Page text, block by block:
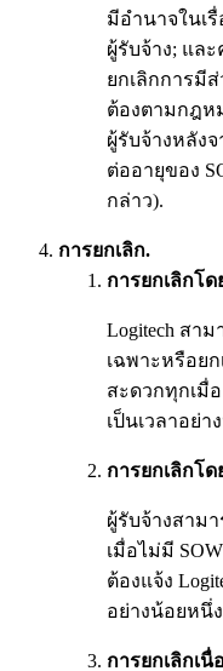
มีอำนาจในเ
ผู้รับจ้าง; แล
ยกเลิกการมี
ต้องตามกฎห
ผู้รับจ้างหลัง
ต่ออายุของ
กล่าว).
การยกเลิก.
การยกเลิกโด
Logitech สา
เฉพาะหรือย
สะดวกทุกเมื่
เป็นเวลาอย่
การยกเลิกโด
ผู้รับจ้างสาม
เมื่อไม่มี
ต้องแจ้ง
อย่างน้อยหนึ่
การยกเลิกเนื่